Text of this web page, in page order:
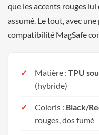
que les accents rouges
assumé. Le tout, avec
compatibilité MagSafe
Matière : TPU
(hybride)
Coloris : Black/
rouges, dos fumé